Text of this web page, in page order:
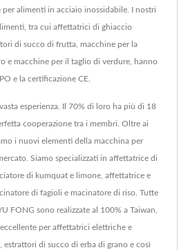
alimenti in acciaio inossidabile. I nostri
tra cui affettatrici di ghiaccio
di succo di frutta, macchine per la
e macchine per il taglio di verdure, hanno
e la certificazione CE.
esperienza. Il 70% di loro ha più di 18
cooperazione tra i membri. Oltre ai
i nuovi elementi della macchina per
Siamo specializzati in affettatrice di
di kumquat e limone, affettatrice e
di fagioli e macinatore di riso. Tutte
FONG sono realizzate al 100% a Taiwan,
per affettatrici elettriche e
estrattori di succo di erba di grano e così